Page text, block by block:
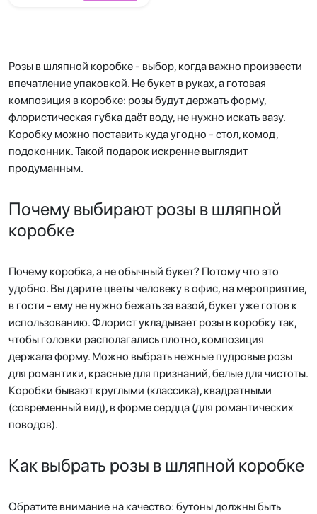
Розы в шляпной коробке - выбор, когда важно произвести
впечатление упаковкой. Не букет в руках, а готовая
композиция в коробке: розы будут держать форму,
флористическая губка даёт воду, не нужно искать вазу.
Коробку можно поставить куда угодно - стол, комод,
подоконник. Такой подарок искренне выглядит
продуманным.
Почему выбирают розы в шляпной
коробке
Почему коробка, а не обычный букет? Потому что это
удобно. Вы дарите цветы человеку в офис, на мероприятие,
в гости - ему не нужно бежать за вазой, букет уже готов к
использованию. Флорист укладывает розы в коробку так,
чтобы головки располагались плотно, композиция
держала форму. Можно выбрать нежные пудровые розы
для романтики, красные для признаний, белые для чистоты.
Коробки бывают круглыми (классика), квадратными
(современный вид), в форме сердца (для романтических
поводов).
Как выбрать розы в шляпной коробке
Обратите внимание на качество: бутоны должны быть